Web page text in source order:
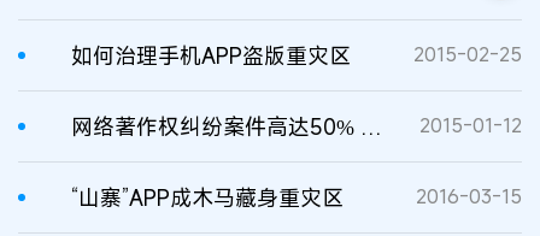
如何治理手机APP盗版重灾区 2015-02-25
网络著作权纠纷案件高达50% 视频网站与网络转载成重灾区 2015-01-12
“山寨”APP成木马藏身重灾区 2016-03-15